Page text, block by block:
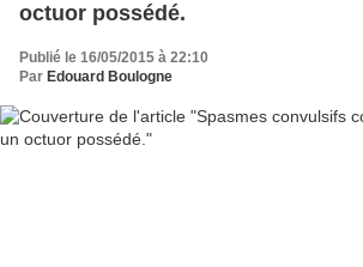
octuor possédé.
Publié le 16/05/2015 à 22:10
Par Edouard Boulogne